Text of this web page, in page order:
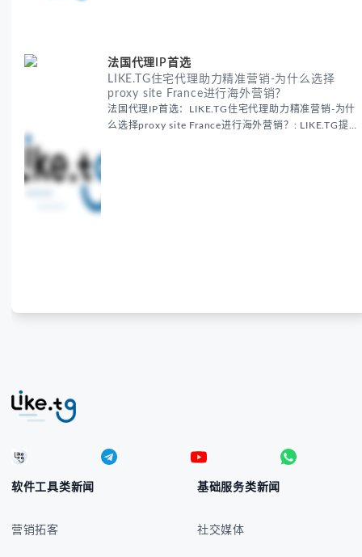
法国代理IP首选
LIKE.TG住宅代理助力精准营销-为什么选择
proxy site France进行海外营销？
法国代理IP首选：LIKE.TG住宅代理助力精准营销-为什
么选择proxy site France进行海外营销？: LIKE.TG提
软件工具类新闻
营销拓客
基础服务类新闻
社交媒体